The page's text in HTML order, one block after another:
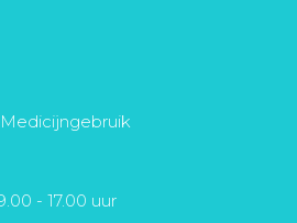
- 17.00 uur